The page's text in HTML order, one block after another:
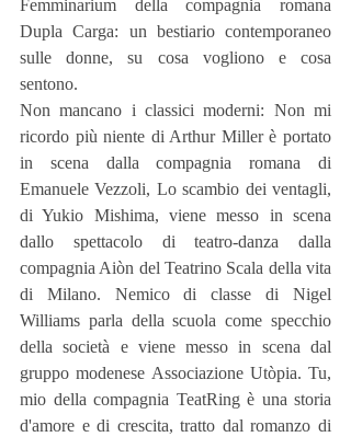
Femminarium della compagnia romana
Dupla Carga: un bestiario contemporaneo
sulle donne, su cosa vogliono e cosa
sentono.
Non mancano i classici moderni: Non mi
ricordo più niente di Arthur Miller è portato
in scena dalla compagnia romana di
Emanuele Vezzoli, Lo scambio dei ventagli,
di Yukio Mishima, viene messo in scena
dallo spettacolo di teatro-danza dalla
compagnia Aiòn del Teatrino Scala della vita
di Milano. Nemico di classe di Nigel
Williams parla della scuola come specchio
della società e viene messo in scena dal
gruppo modenese Associazione Utòpia. Tu,
mio della compagnia TeatRing è una storia
d'amore e di crescita, tratto dal romanzo di